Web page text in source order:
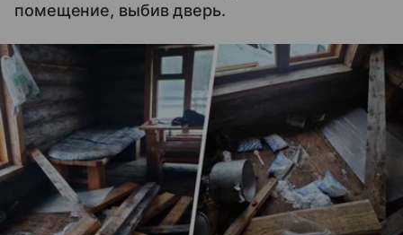
помещение, выбив дверь.